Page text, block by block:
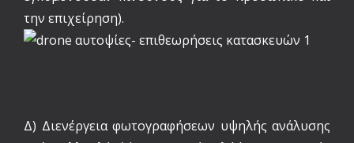
την επιχείρηση).
Δ) Διενέργεια φωτογραφήσεων υψηλής ανάλυσης